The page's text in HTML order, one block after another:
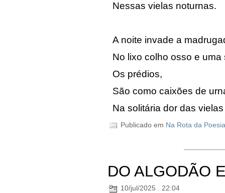
Nessas vielas noturnas.
A noite invade a
No lixo colho osso e uma
Os prédios,
São como caixões de
Na solitária dor das
Publicado em Na Rota da Poesia
DO ALGODÃO
10/jul/2025 . 22:04